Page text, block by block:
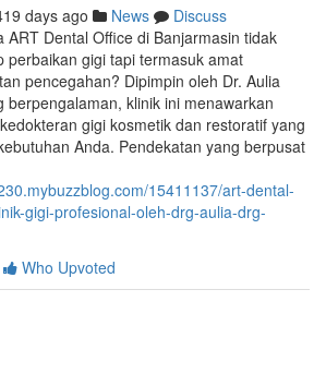
days ago News
Discuss
ART Dental Office di Banjarmasin tidak
perbaikan gigi tapi termasuk amat
pencegahan? Dipimpin oleh Dr. Aulia
berpengalaman, klinik ini menawarkan
gigi kosmetik dan restoratif yang
Anda. Pendekatan yang berpusat
15411137/art-dental-
gigi-profesional-oleh-drg-aulia-drg-
Who Upvoted